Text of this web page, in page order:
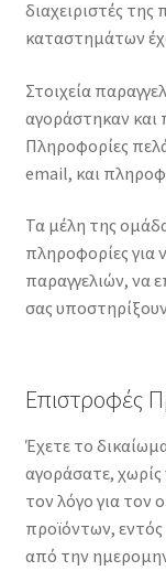
διαχειριστές της
καταστημάτων
Στοιχεία
αγοράστηκαν και
Πληροφορίες
email, και
Τα μέλη της
πληροφορίες για
παραγγελιών, να
σας
Επιστροφές
Έχετε το
αγοράσατε,
τον λόγο για τον
προϊόντων,
από την